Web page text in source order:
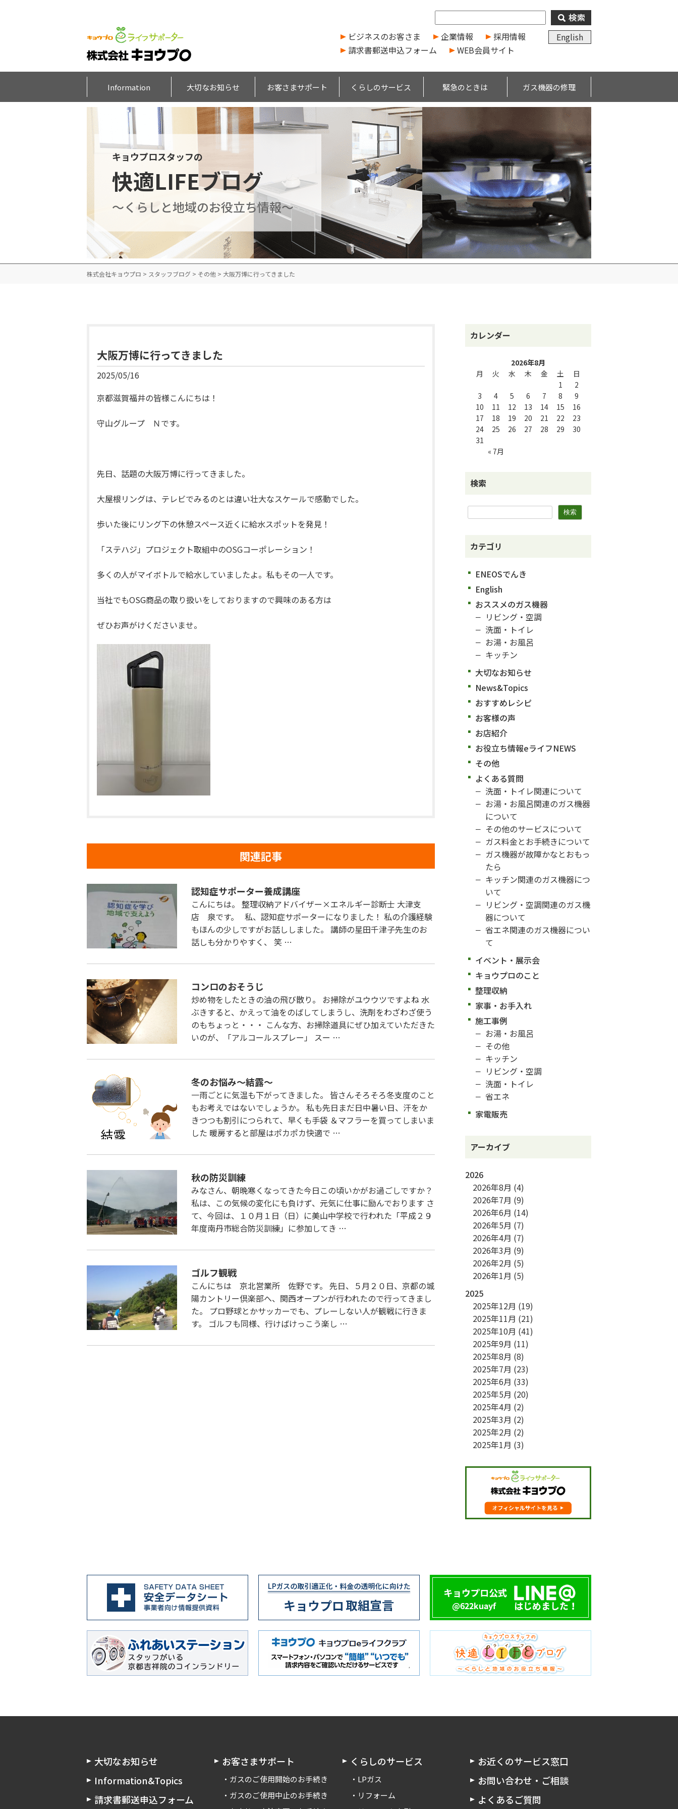
ビジネスのお客さま 企業情報 採用情報
English
請求書郵送申込フォーム
WEB会員サイト
Information 大切なお知らせ お客さまサポート くらしのサービス 緊急のときは ガス機器の修理
キョウプロスタッフの
快適LIFEブログ
～くらしと地域のお役立ち情報～
株式会社キョウプロ > スタッフブログ > その他 > 大阪万博に行ってきました
大阪万博に行ってきました
2025/05/16
京都滋賀福井の皆様こんにちは！
守山グループ Ｎです。
先日、話題の大阪万博に行ってきました。
大屋根リングは、テレビでみるのとは違い壮大なスケールで感動でした。
歩いた後にリング下の休憩スペース近くに給水スポットを発見！
「ステハジ」プロジェクト取組中のOSGコーポレーション！
多くの人がマイボトルで給水していましたよ。私もその一人です。
当社でもOSG商品の取り扱いをしておりますので興味のある方は
ぜひお声がけくださいませ。
関連記事
認知症サポーター養成講座
こんにちは。 整理収納アドバイザー×エネルギー診断士 大津支
店 泉です。 私、認知症サポーターになりました！ 私の介護経験
もほんの少しですがお話ししました。 講師の星田千津子先生のお
話しも分かりやすく、 笑 …
コンロのおそうじ
炒め物をしたときの油の飛び散り。 お掃除がユウウツですよね 水
ぶきすると、かえって油をのばしてしまうし、洗剤をわざわざ使う
のもちょっと・・・ こんな方、お掃除道具にぜひ加えていただきた
いのが、「アルコールスプレー」 スー …
冬のお悩み～結露～
一雨ごとに気温も下がってきました。 皆さんそろそろ冬支度のこと
もお考えではないでしょうか。 私も先日まだ日中暑い日、汗をか
きつつも割引につられて、早くも手袋 ＆マフラーを買ってしまいま
した 暖房すると部屋はポカポカ快適で …
秋の防災訓練
みなさん、朝晩寒くなってきた今日この頃いかがお過ごしですか？
私は、この気候の変化にも負けず、元気に仕事に励んでおります さ
て、今回は、１０月１日（日）に美山中学校で行われた「平成２９
年度南丹市総合防災訓練」に参加してき …
ゴルフ観戦
こんにちは 京北営業所 佐野です。 先日、５月２０日、京都の城
陽カントリー倶楽部へ、関西オープンが行われたので行ってきまし
た。 プロ野球とかサッカーでも、プレーしない人が観戦に行きま
す。 ゴルフも同様、行けばけっこう楽し …
カレンダー
2026年8月
月
火 水 木 金 土 日
« 7月
1
2
3
4 5 6 7 8
9
10
11 12 13 14 15
16
17
18 19 20 21 22
23
24
25 26 27 28 29
30
31
検索
カテゴリ
ENEOSでんき
English
おススメのガス機器
リビング・空調
洗面・トイレ
お湯・お風呂
キッチン
大切なお知らせ
News&Topics
おすすめレシピ
お客様の声
お店紹介
お役立ち情報eライフNEWS
その他
よくある質問
洗面・トイレ関連について
お湯・お風呂関連のガス機器
について
その他のサービスについて
ガス料金とお手続きについて
ガス機器が故障かなとおもっ
たら
キッチン関連のガス機器につ
いて
リビング・空調関連のガス機
器について
省エネ関連のガス機器につい
て
イベント・展示会
キョウプロのこと
整理収納
家事・お手入れ
施工事例
お湯・お風呂
その他
キッチン
リビング・空調
洗面・トイレ
省エネ
家電販売
アーカイブ
2026
2026年8月 (4)
2026年7月 (9)
2026年6月 (14)
2026年5月 (7)
2026年4月 (7)
2026年3月 (9)
2026年2月 (5)
2026年1月 (5)
2025
2025年12月 (19)
2025年11月 (21)
2025年10月 (41)
2025年9月 (11)
2025年8月 (8)
2025年7月 (23)
2025年6月 (33)
2025年5月 (20)
2025年4月 (2)
2025年3月 (2)
2025年2月 (2)
2025年1月 (3)
大切なお知らせ
Information&Topics
請求書郵送申込フォーム
お客さまサポート
ガスのご使用開始のお手続き
ガスのご使用中止のお手続き
くらしのサービス
LPガス
リフォーム
お近くのサービス窓口
お問い合わせ・ご相談
よくあるご質問